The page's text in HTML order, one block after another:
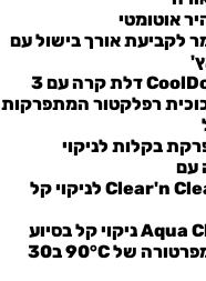
אוטומטי
לקביעת אורך בישול עם
דלת קרה עם 3
רפלקטור המתפרקות
בקלות לניקוי
עם
Clear'n לניקוי קל
Aquaניקוי קל בסיוע
אדים בטמפרטורה של 90°C ב30